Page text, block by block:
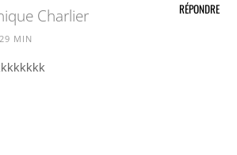
Charlier
MIN
RÉPONDRE